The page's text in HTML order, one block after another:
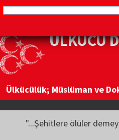
ÜLKÜCÜ
Ülkücülük; Müslüman ve
"...Şehitlere ölüler